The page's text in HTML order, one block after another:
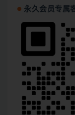
永久会员专属